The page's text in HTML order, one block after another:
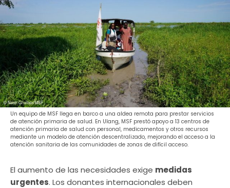
Un equipo de MSF llega en barco a una aldea remota para prestar servicios
de atención primaria de salud. En Ulang, MSF prestó apoyo a 13 centros de
atención primaria de salud con personal, medicamentos y otros recursos
mediante un modelo de atención descentralizado, mejorando el acceso a la
atención sanitaria de las comunidades de zonas de difícil acceso.
El aumento de las necesidades exige medidas
urgentes. Los donantes internacionales deben